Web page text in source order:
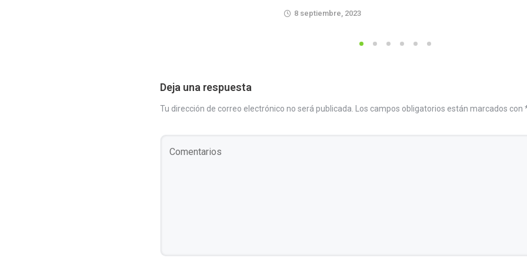
8 septiembre, 2023
Deja una respuesta
Tu dirección de correo electrónico no será publicada. Los campos obligatorios están marcados con